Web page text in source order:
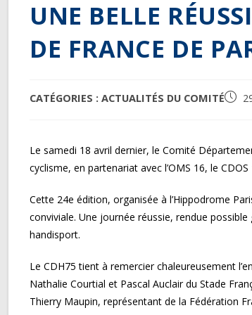
UNE BELLE
DE FRANCE DE
POST
CATÉGORIES : ACTUALITÉS DU COMITÉ
Le samedi 18 avril dernier, le Comité
cyclisme, en partenariat avec l’OMS 16, le
Cette 24e édition, organisée à l’Hippodrome
conviviale. Une journée réussie, rendue
handisport.
Le CDH75 tient à remercier chaleureusement
Nathalie Courtial et Pascal Auclair du Stade
Thierry Maupin, représentant de la Fédération